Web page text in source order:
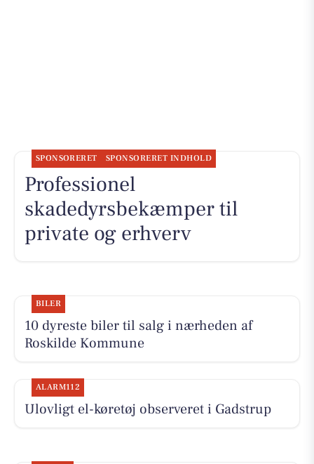
SPONSORERET SPONSORERET INDHOLD
Professionel
skadedyrsbekæmper til
private og erhverv
BILER
10 dyreste biler til salg i nærheden af
Roskilde Kommune
ALARM112
Ulovligt el-køretøj observeret i Gadstrup